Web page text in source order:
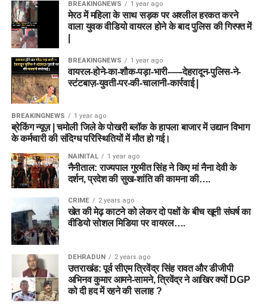
BREAKINGNEWS 1 year ago
मेरठ में महिला के साथ सड़क पर अश्लील हरकत करने
वाला युवक वीडियो वायरल होने के बाद पुलिस की गिरफ्त में
BREAKINGNEWS 1 year ago
वायरल-होने-का-शौक-पड़ा-भारी-—-देहरादून-पुलिस-ने-
स्टंटबाज़-युवती-पर-की-चालानी-कार्रवाई |
BREAKINGNEWS 1 year ago
ब्रेकिंग न्यूज़ | चमोली जिले के पोखरी ब्लॉक के हापला बाजार में उद्यान विभाग
के कर्मचारी की संदिग्ध परिस्थितियों में मौत हो गई।
NAINITAL 1 year ago
नैनीताल: राज्यपाल गुरमीत सिंह ने किए मां नैना देवी के
दर्शन, प्रदेश की सुख-शांति की कामना की….
CRIME 2 years ago
खेत की मेढ़ काटने को लेकर दो पक्षों के बीच खूनी संघर्ष का
वीडियो सोशल मिडिया पर वायरल….
DEHRADUN 2 years ago
उत्तराखंड: पूर्व सीएम त्रिवेंद्र सिंह रावत और डीजीपी
अभिनव कुमार आमने-सामने, त्रिवेंद्र ने आखिर क्यों DGP
को दी हद में रहने की सलाह ?